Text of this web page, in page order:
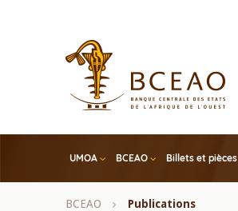
UMOA BCEAO Billets et pièces
Fil
BCEAO Publications